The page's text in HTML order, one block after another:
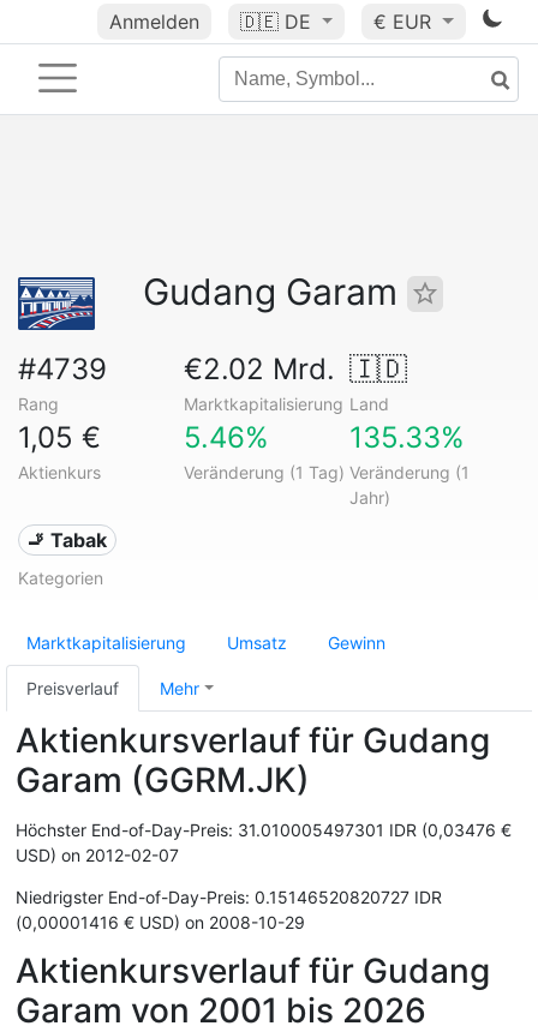
Anmelden 🇩🇪 DE € EUR
Gudang Garam
#4739
Rang
€2.02 Mrd.
Marktkapitalisierung
🇮🇩
Land
1,05 €
Aktienkurs
5.46%
Veränderung (1 Tag)
135.33%
Veränderung (1
Jahr)
🚬 Tabak
Kategorien
Marktkapitalisierung Umsatz Gewinn
Preisverlauf Mehr
Aktienkursverlauf für Gudang
Garam (GGRM.JK)
Höchster End-of-Day-Preis: 31.010005497301 IDR (0,03476 €
USD) on 2012-02-07
Niedrigster End-of-Day-Preis: 0.15146520820727 IDR
(0,00001416 € USD) on 2008-10-29
Aktienkursverlauf für Gudang
Garam von 2001 bis 2026